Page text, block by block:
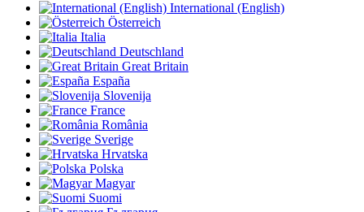
International (English)
Österreich
Italia
Deutschland
Great Britain
España
Slovenija
France
România
Sverige
Hrvatska
Polska
Magyar
Suomi